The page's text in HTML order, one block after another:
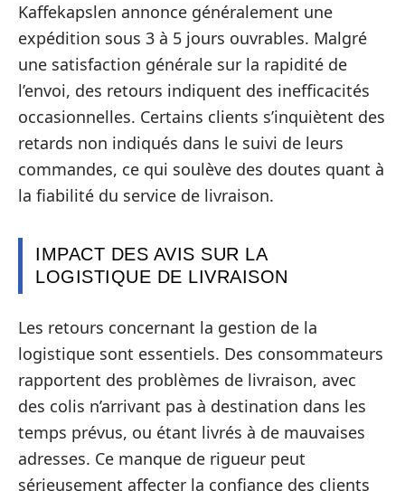
Kaffekapslen annonce généralement une
expédition sous 3 à 5 jours ouvrables. Malgré
une satisfaction générale sur la rapidité de
l’envoi, des retours indiquent des inefficacités
occasionnelles. Certains clients s’inquiètent des
retards non indiqués dans le suivi de leurs
commandes, ce qui soulève des doutes quant à
la fiabilité du service de livraison.
IMPACT DES AVIS SUR LA
LOGISTIQUE DE LIVRAISON
Les retours concernant la gestion de la
logistique sont essentiels. Des consommateurs
rapportent des problèmes de livraison, avec
des colis n’arrivant pas à destination dans les
temps prévus, ou étant livrés à de mauvaises
adresses. Ce manque de rigueur peut
sérieusement affecter la confiance des clients